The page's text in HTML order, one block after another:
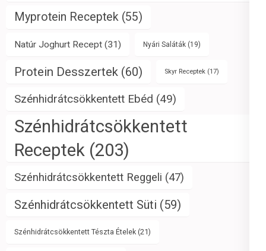
Myprotein Receptek (55)
Natúr Joghurt Recept (31) Nyári Saláták (19)
Protein Desszertek (60) Skyr Receptek (17)
Szénhidrátcsökkentett Ebéd (49)
Szénhidrátcsökkentett
Receptek (203)
Szénhidrátcsökkentett Reggeli (47)
Szénhidrátcsökkentett Süti (59)
Szénhidrátcsökkentett Tészta Ételek (21)